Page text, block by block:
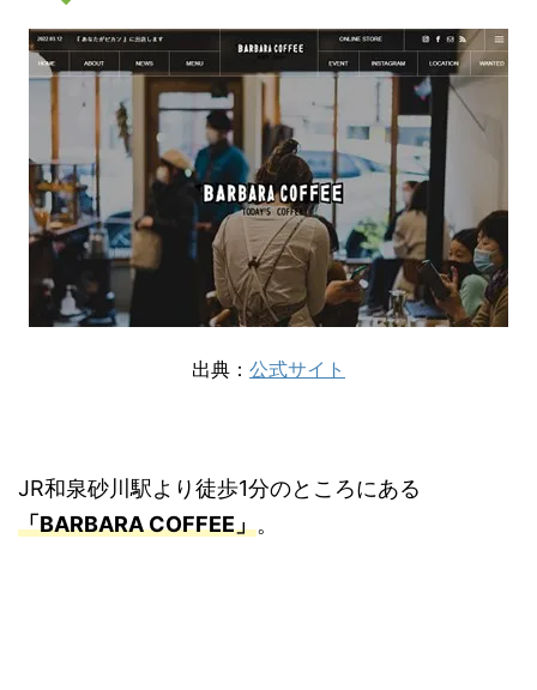
出典： 公式サイト
JR和泉砂川駅より徒歩1分のところにある
「BARBARA COFFEE」。